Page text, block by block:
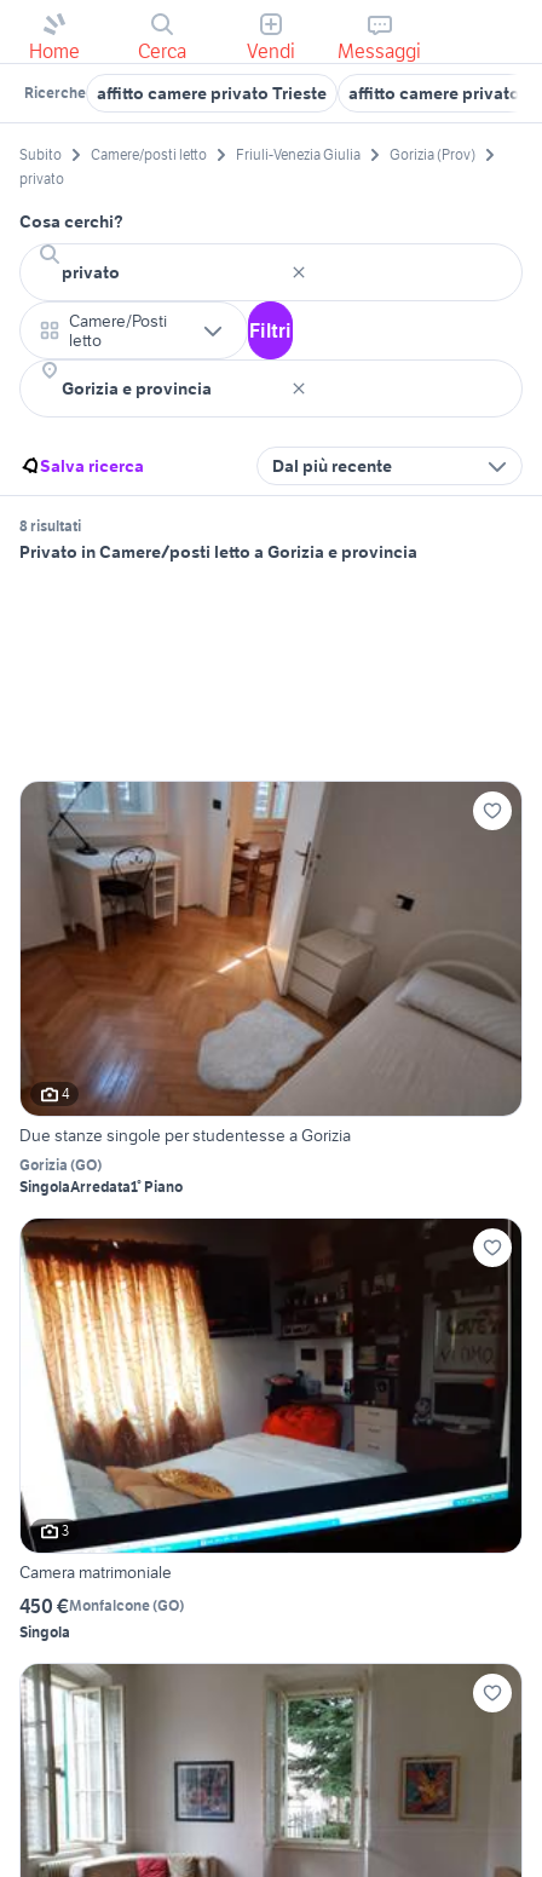
Home Cerca Vendi Messaggi
Ricerche affitto camere privato Trieste affitto camere privato
Subito Camere/posti letto Friuli-Venezia Giulia
Gorizia (Prov)
privato
Cosa cerchi?
Camere/Posti
letto
Filtri
Salva ricerca Dal più recente
8 risultati
Privato in Camere/posti letto a Gorizia e provincia
4
Due stanze singole per studentesse a Gorizia
Gorizia (GO)
SingolaArredata1° Piano
3
Camera matrimoniale
450 €Monfalcone(GO)
Singola